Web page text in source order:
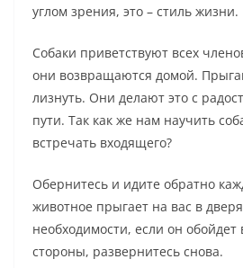
углом зрения, это – стиль жизни.
Собаки приветствуют всех
они возвращаются домой.
лизнуть. Они делают это с
пути. Так как же нам научить
встречать входящего?
Обернитесь и идите обратно
животное прыгает на вас в
необходимости, если он обойдет
стороны, развернитесь снова.